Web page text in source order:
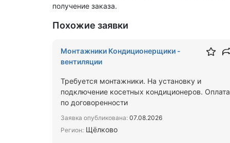
получение заказа.
Похожие заявки
Монтажники Кондиционерщики -
вентиляции
Требуется монтажники. На установку и
подключение косетных кондиционеров. Оплата
по договоренности
Заявка опубликована: 07.08.2026
Регион: Щёлково